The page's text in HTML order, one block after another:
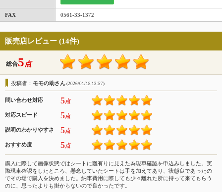
FAX 0561-33-1372
販売店レビュー (14件)
総合5点
投稿者： モモの助さん (2026/01/18 13:57)
問い合わせ対応 5点
対応スピード 5点
説明のわかりやすさ 5点
おすすめ度 5点
購入に際して画像状態ではシートに難有りに見えた為現車確認を申込みしました。実
際現車確認をしたところ、懸念していたシートは手を加えてあり、状態良であったの
でその場で購入を決めました。納車費用に際しても少々離れた所に持って来てもらう
のに、思ったよりも掛からないので良かったです。